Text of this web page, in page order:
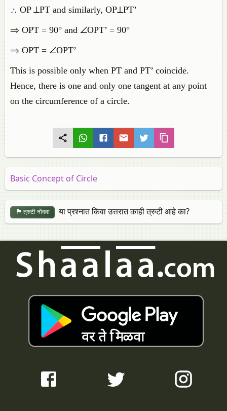
∴ OP ⊥PT and similarly, OP⊥PT’
⇒ OPT = 90° and ∠OPT’ = 90°
⇒ OPT = ∠OPT’
This is possible only when PT and PT’ coincide.
Hence, there is one and only one tangent at any point
on the circumference of a circle.
Basic Concept of Circle
त्रुटी नोंदवा या प्रश्नात किंवा उत्तरात काही त्रुटी आहे का?